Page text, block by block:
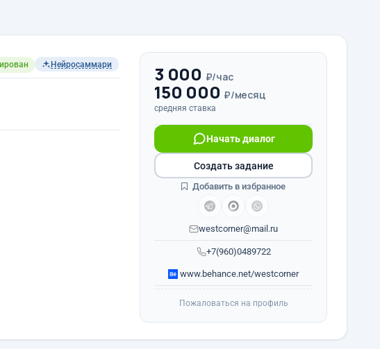
Нейросаммари 3 000 ₽/час
150 000 ₽/месяц
средняя ставка
+7(960)0489722
Начать диалог
westcorner@mail.ru
www.behance.net/westcorner
Создать задание
Добавить в избранное
Пожаловаться на профиль